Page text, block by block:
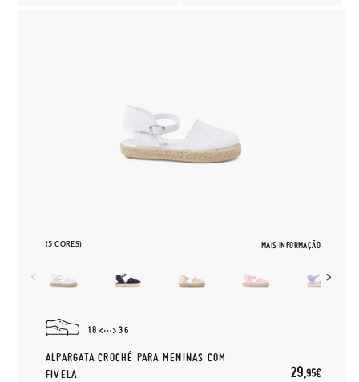
(5 CORES) MAIS INFORMAÇÃO
18 36
ALPARGATA CROCHÉ PARA MENINAS COM
FIVELA
29,95€